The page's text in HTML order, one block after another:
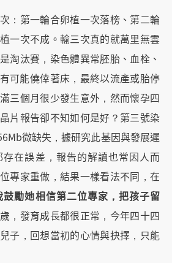
：第一輪合卵植一次落榜、第二輪
一次不成。輸三次真的就萬里無雲
淘汰賽，染色體異常胚胎、血栓、
可能僥倖著床，最終以流產或胎停
三個月很少發生意外，然而懷孕四
片報告卻不知如何是好？第三號染
微缺失，據研究此基因與發展遲
在誤差，報告的解讀也常因人而
專家重做，結果一樣看法不同，在
鼓勵她相信第二位專家，把孩子留
，發育成長都很正常，今年四十四
子，回想當初的心情與抉擇，只能